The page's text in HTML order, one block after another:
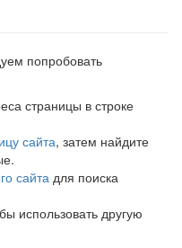
попробовать
страницы в строке
сайта, затем найдите
сайтадля поиска
использовать другую